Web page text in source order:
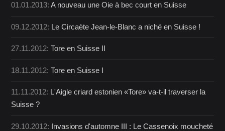
01.01.2013:A nouveau une Oie à bec court en Suisse
09.12.2012: Le Circaète Jean-le-Blanc a niché en Suisse !
27.11.2012:Tore en Suisse II
18.11.2012:Tore en Suisse I
11.11.2012: L'Aigle criard estonien «Tore» va-t-il traverser la
Suisse ?
29.10.2012: Invasions d'automne III : Le Cassenoix moucheté